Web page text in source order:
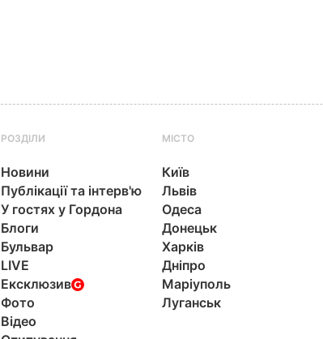
РОЗДІЛИ
Новини
Публікації та інтерв'ю
У гостях у Гордона
Блоги
Бульвар
LIVE
Ексклюзив
Фото
Відео
МІСТО
Київ
Львів
Одеса
Донецьк
Харків
Дніпро
Маріуполь
Луганськ